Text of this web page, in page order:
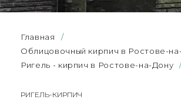
Главная
/
Облицовочный кирпич в Ростове-
Ригель - кирпич в Ростове-на-Дону
РИГЕЛЬ-КИРПИЧ